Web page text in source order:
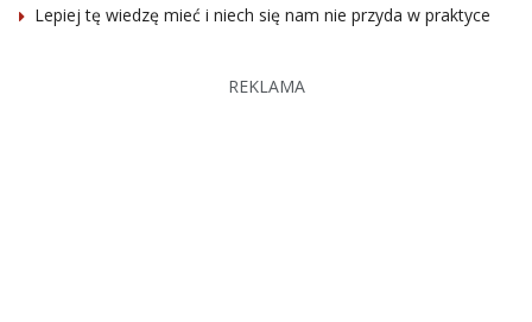
Lepiej tę wiedzę mieć i niech się nam nie przyda w praktyce
REKLAMA